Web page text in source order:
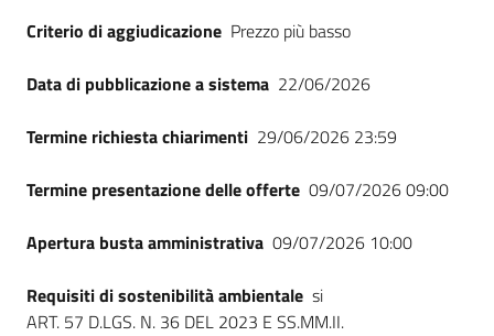
Criterio di aggiudicazione Prezzo più basso
Data di pubblicazione a sistema 22/06/2026
Termine richiesta chiarimenti 29/06/2026 23:59
Termine presentazione delle offerte 09/07/2026 09:00
Apertura busta amministrativa 09/07/2026 10:00
Requisiti di sostenibilità ambientale si
ART. 57 D.LGS. N. 36 DEL 2023 E SS.MM.II.